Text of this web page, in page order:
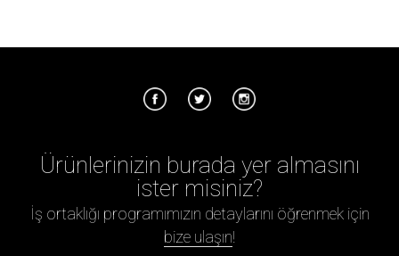
Ürünlerinizin burada yer almasını
ister misiniz?
İş ortaklığı programımızın detaylarını öğrenmek için
bize ulaşın!